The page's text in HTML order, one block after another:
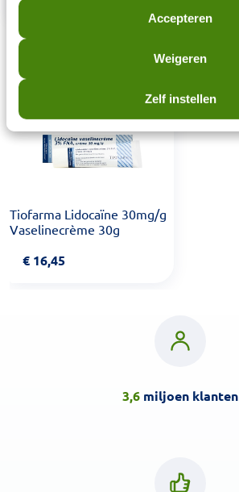
Accepteren
Weigeren
Zelf instellen
Laatst bekeken items
Tiofarma Lidocaïne 30mg/g
Vaselinecrème 30g
€ 16,45
3,6miljoen klanten